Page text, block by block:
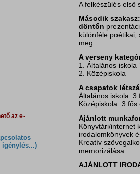
az e-
igénylés...)
A felkészülés első
Második
döntőn
különféle poétikai,
meg.
A verseny
1. Általános iskola
2. Középiskola
A csapatok
Általános iskola: 3
Középiskola: 3
Ajánlott
Könyvtári/internet
irodalomkönyvek
Kreatív
memorizálása
AJÁNLOTT